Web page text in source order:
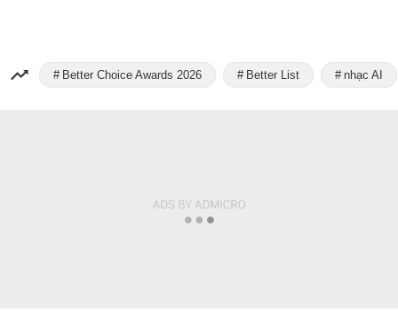
Better Choice Awards 2026 Better List nhạc AI